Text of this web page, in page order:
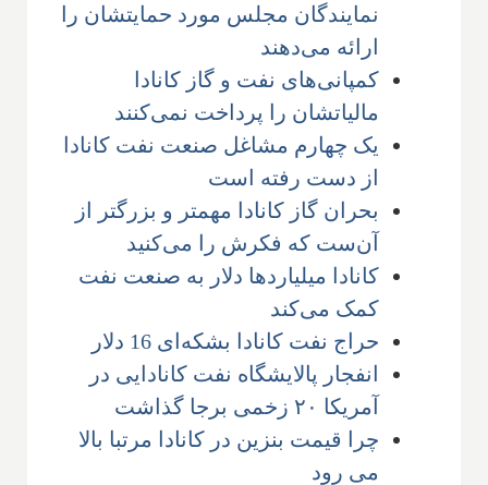
نمایندگان مجلس مورد حمایتشان را
ارائه می‌دهند
کمپانی‌های نفت و گاز کانادا
مالیاتشان را پرداخت نمی‌کنند
یک چهارم مشاغل صنعت نفت کانادا
از دست رفته است
بحران گاز کانادا مهمتر و بزرگتر از
آن‌ست که فکرش را می‌کنید
کانادا میلیاردها دلار به صنعت نفت
کمک می‌کند
حراج نفت کانادا بشکه‌ای 16 دلار
انفجار پالایشگاه نفت کانادایی در
آمریکا ۲۰ زخمی برجا گذاشت
چرا قیمت بنزین در کانادا مرتبا بالا
می رود